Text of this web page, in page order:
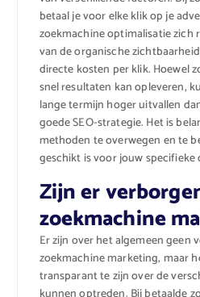
betaal je voor elke klik op je
zoekmachine optimalisatie
van de organische
directe kosten per klik. Hoewel
snel resultaten kan opleveren,
lange termijn hoger uitvallen
goede SEO-strategie. Het is
methoden te overwegen en te
geschikt is voor jouw specifieke
Zijn er
zoekmachine
Er zijn over het algemeen geen
zoekmachine marketing, maar
transparant te zijn over de